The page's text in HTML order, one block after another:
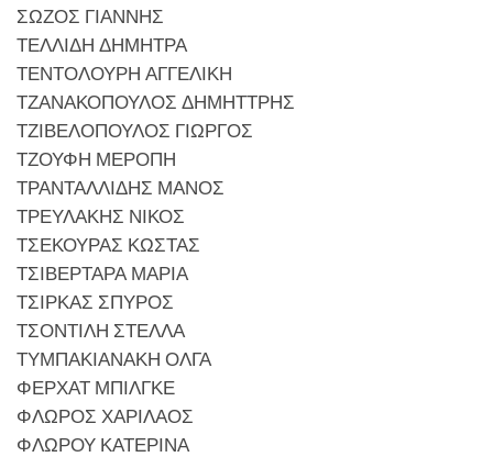
ΣΩΖΟΣ ΓΙΑΝΝΗΣ
ΤΕΛΛΙΔΗ ΔΗΜΗΤΡΑ
ΤΕΝΤΟΛΟΥΡΗ ΑΓΓΕΛΙΚΗ
ΤΖΑΝΑΚΟΠΟΥΛΟΣ ΔΗΜΗΤΤΡΗΣ
ΤΖΙΒΕΛΟΠΟΥΛΟΣ ΓΙΩΡΓΟΣ
ΤΖΟΥΦΗ ΜΕΡΟΠΗ
ΤΡΑΝΤΑΛΛΙΔΗΣ ΜΑΝΟΣ
ΤΡΕΥΛΑΚΗΣ ΝΙΚΟΣ
ΤΣΕΚΟΥΡΑΣ ΚΩΣΤΑΣ
ΤΣΙΒΕΡΤΑΡΑ ΜΑΡΙΑ
ΤΣΙΡΚΑΣ ΣΠΥΡΟΣ
ΤΣΟΝΤΙΛΗ ΣΤΕΛΛΑ
ΤΥΜΠΑΚΙΑΝΑΚΗ ΟΛΓΑ
ΦΕΡΧΑΤ ΜΠΙΛΓΚΕ
ΦΛΩΡΟΣ ΧΑΡΙΛΑΟΣ
ΦΛΩΡΟΥ ΚΑΤΕΡΙΝΑ